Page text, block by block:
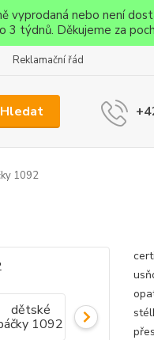
vyprodaná nebo není
3 týdnů. Děkujeme za
Reklamační řád
Hledat
1092